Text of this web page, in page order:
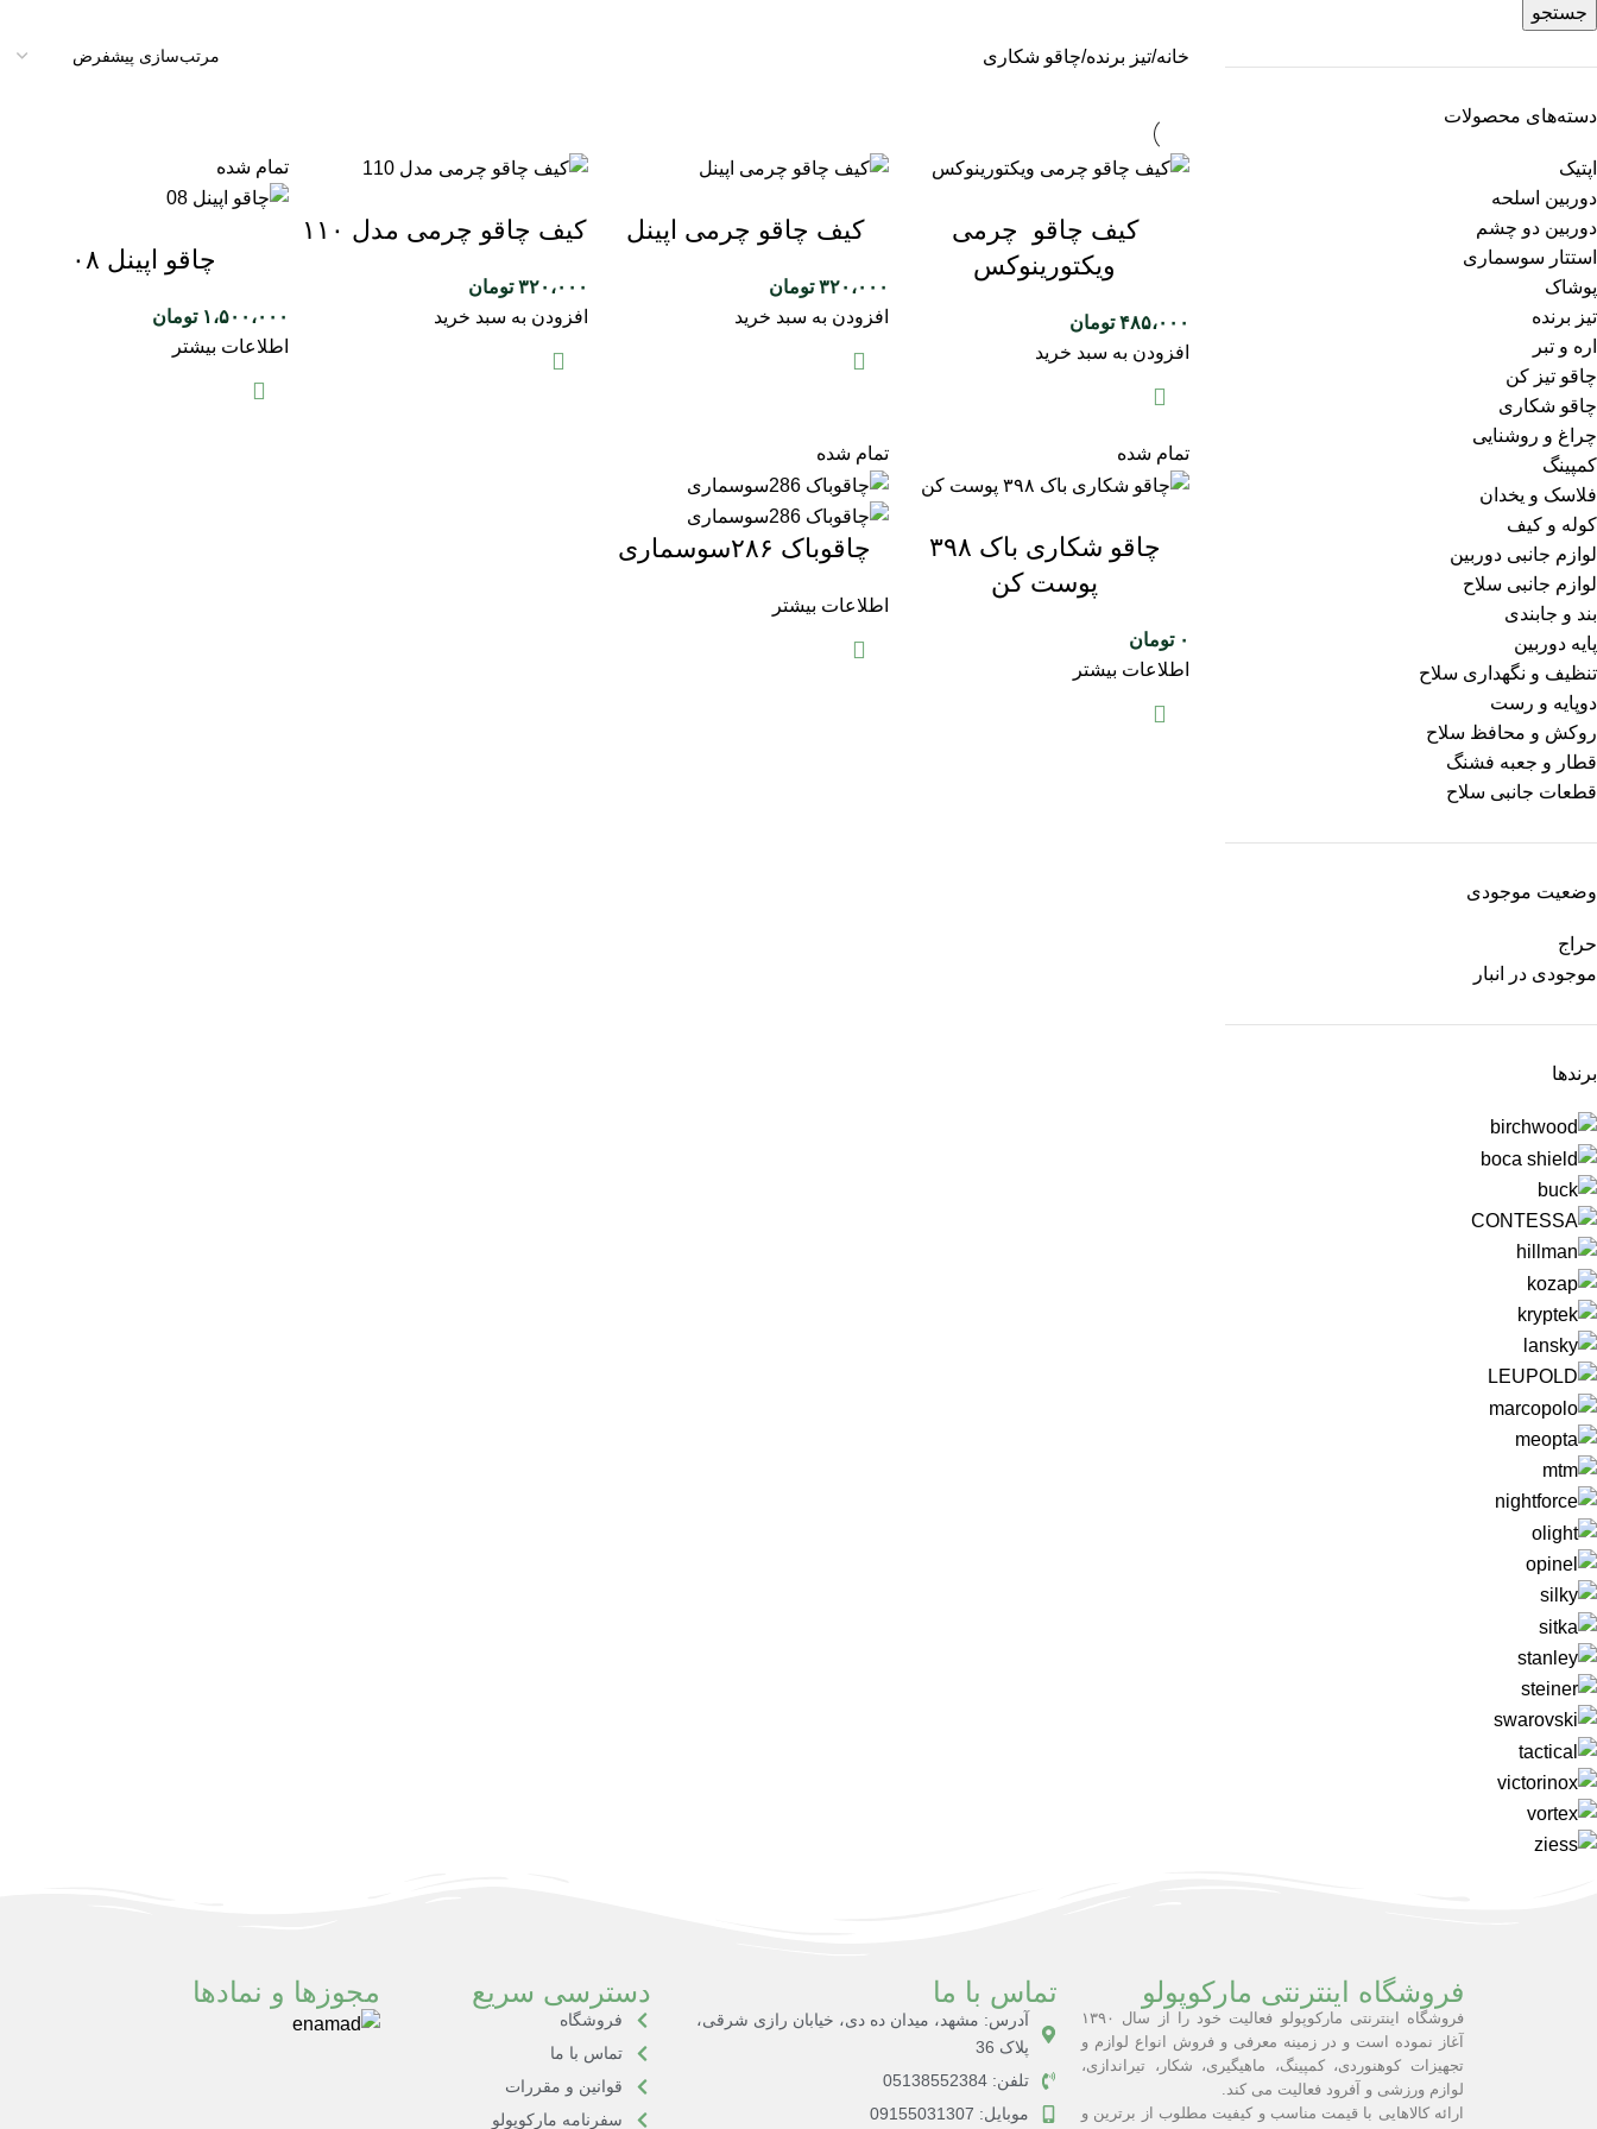
خانه تیز برنده چاقو شکاری
کیف چاقو چرمی
ویکتورینوکس
۴۸۵،۰۰۰ تومان
افزودن به سبد خرید
کیف چاقو چرمی اپینل
۳۲۰،۰۰۰ تومان
افزودن به سبد خرید
کیف چاقو چرمی مدل ۱۱۰
۳۲۰،۰۰۰ تومان
افزودن به سبد خرید
تمام شده
چاقو اپینل ۰۸
۱،۵۰۰،۰۰۰ تومان
اطلاعات بیشتر
تمام شده
چاقو شکاری باک ۳۹۸
پوست کن
۰ تومان
اطلاعات بیشتر
تمام شده
چاقوباک ۲۸۶سوسماری
اطلاعات بیشتر
جستجو
دسته‌های محصولات
اپتیک
دوربین اسلحه
دوربین دو چشم
استتار سوسماری
پوشاک
تیز برنده
اره و تبر
چاقو تیز کن
چاقو شکاری
چراغ و روشنایی
کمپینگ
فلاسک و یخدان
کوله و کیف
لوازم جانبی دوربین
لوازم جانبی سلاح
بند و جابندی
پایه دوربین
تنظیف و نگهداری سلاح
دوپایه و رست
روکش و محافظ سلاح
قطار و جعبه فشنگ
قطعات جانبی سلاح
وضعیت موجودی
حراج
موجودی در انبار
برندها
فروشگاه اینترنتی مارکوپولو
فروشگاه اینترنتی مارکوپولو فعالیت خود را از سال ۱۳۹۰
آغاز نموده است و در زمینه معرفی و فروش انواع لوازم و
تجهیزات کوهنوردی، کمپینگ، ماهیگیری، شکار، تیراندازی،
لوازم ورزشی و آفرود فعالیت می کند.
ارائه کالاهایی با قیمت مناسب و کیفیت مطلوب از برترین و
تماس با ما
آدرس: مشهد، میدان ده دی، خیابان رازی شرقی،
پلاک 36
تلفن: 05138552384
موبایل: 09155031307
دسترسی سریع
فروشگاه
تماس با ما
قوانین و مقررات
سفرنامه مارکوپولو
مجوزها و نمادها